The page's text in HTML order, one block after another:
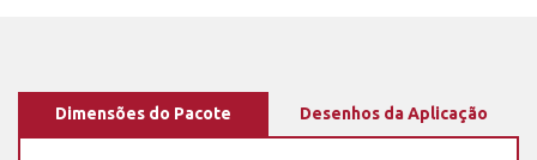
Dimensões do Pacote Desenhos da Aplicação